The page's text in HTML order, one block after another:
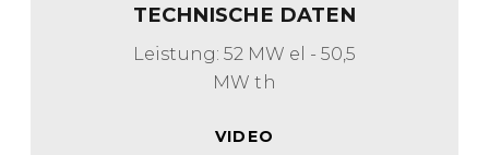
TECHNISCHE DATEN
Leistung: 52 MW el - 50,5
MW th
VIDEO